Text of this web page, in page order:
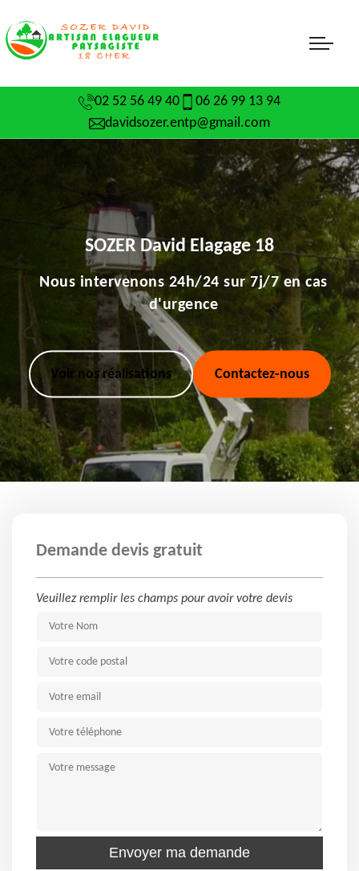
02 52 56 49 40
06 26 99 13 94
davidsozer.entp@gmail.com
SOZER David Elagage 18
Nous intervenons 24h/24 sur 7j/7 en cas
d'urgence
Voir nos réalisations Contactez-nous
Demande devis gratuit
Veuillez remplir les champs pour avoir votre devis